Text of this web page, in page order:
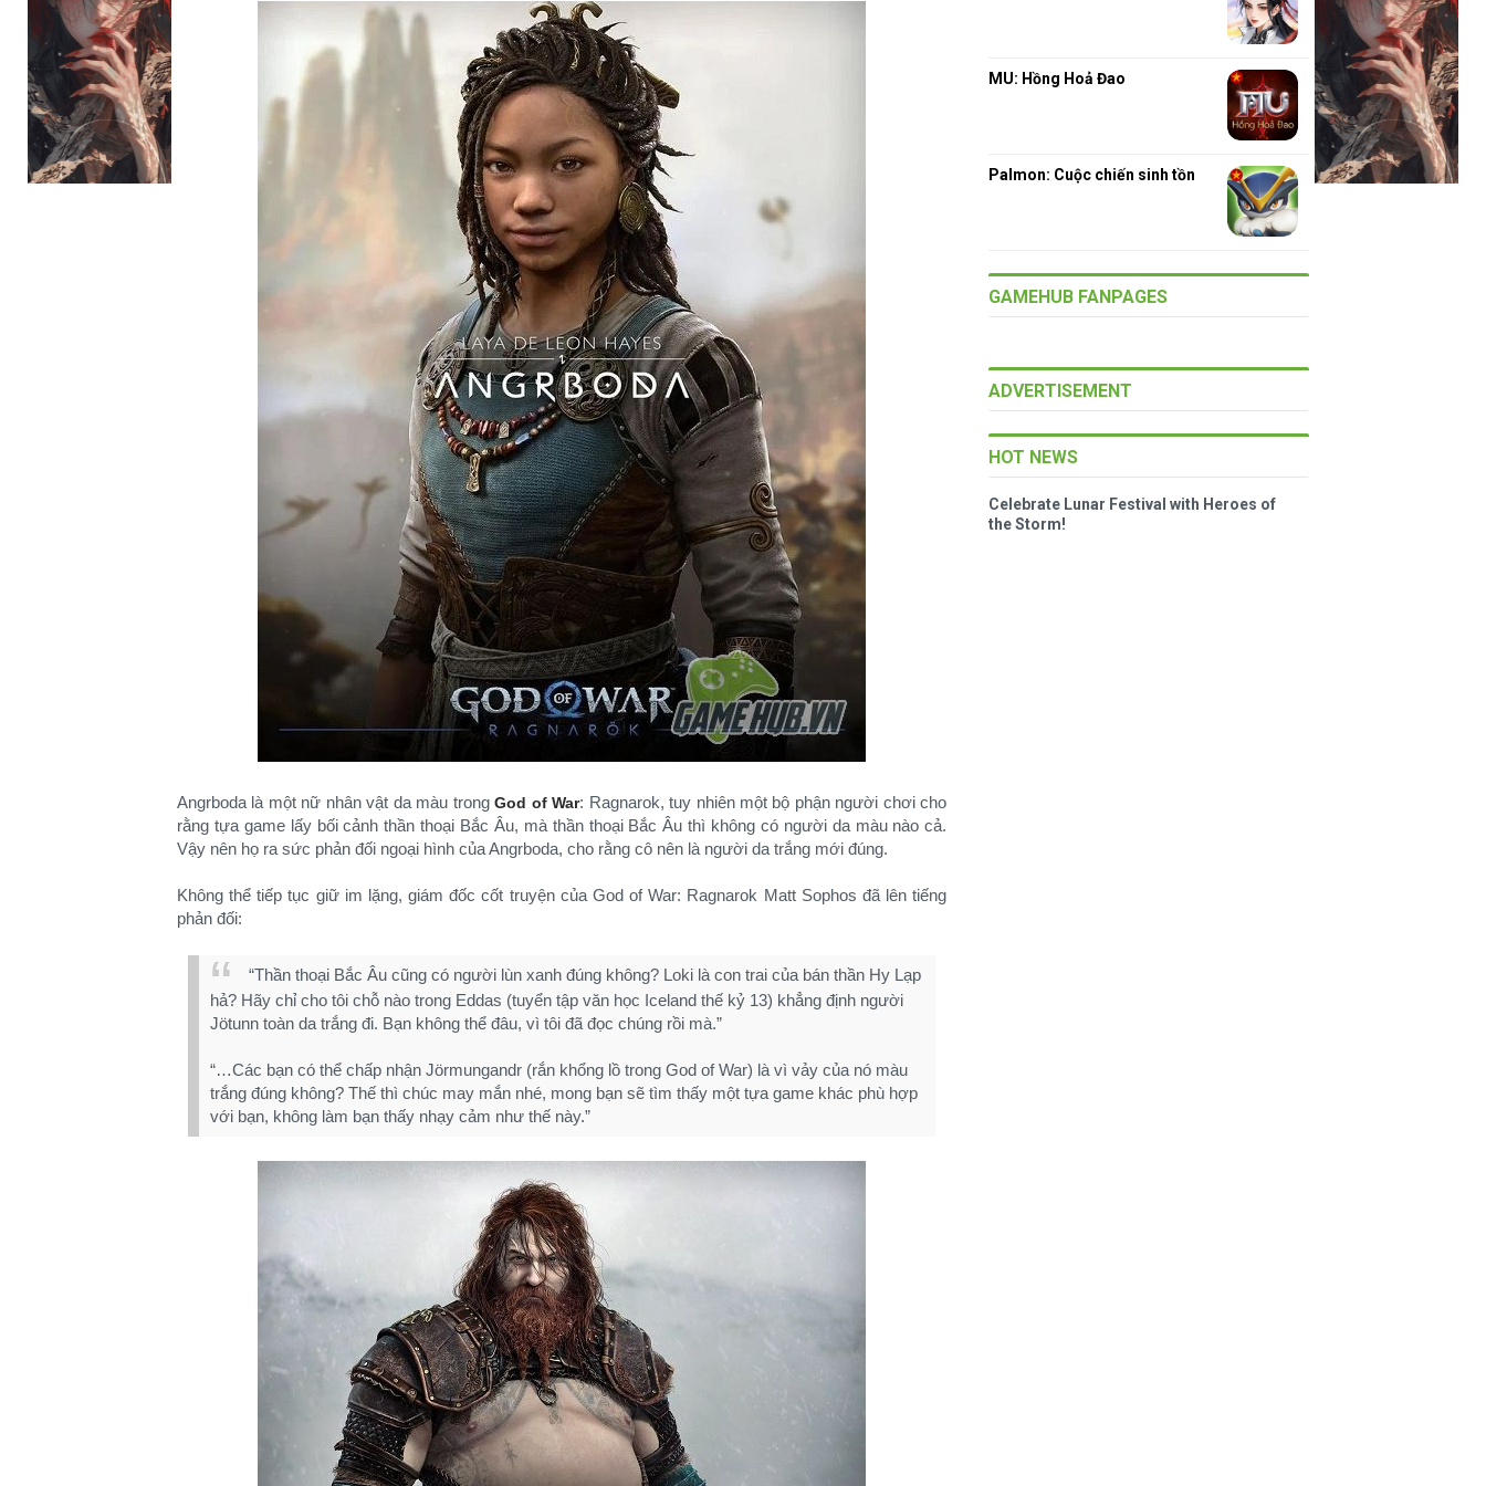
Angrboda là một nữ nhân vật da màu trongGod of War: Ragnarok, tuy nhiên một bộ phận người chơi cho
rằng tựa game lấy bối cảnh thần thoại Bắc Âu, mà thần thoại Bắc Âu thì không có người da màu nào cả.
Vậy nên họ ra sức phản đối ngoại hình của Angrboda, cho rằng cô nên là người da trắng mới đúng.
Không thể tiếp tục giữ im lặng, giám đốc cốt truyện của God of War: Ragnarok Matt Sophos đã lên tiếng
phản đối:
“Thần thoại Bắc Âu cũng có người lùn xanh đúng không? Loki là con trai của bán thần Hy Lạp
hả? Hãy chỉ cho tôi chỗ nào trong Eddas (tuyển tập văn học Iceland thế kỷ 13) khẳng định người
Jötunn toàn da trắng đi. Bạn không thể đâu, vì tôi đã đọc chúng rồi mà.”
“…Các bạn có thể chấp nhận Jörmungandr (rắn khổng lồ trong God of War) là vì vảy của nó màu
trắng đúng không? Thế thì chúc may mắn nhé, mong bạn sẽ tìm thấy một tựa game khác phù hợp
với bạn, không làm bạn thấy nhạy cảm như thế này.”
MU: Hồng Hoả Đao
Palmon: Cuộc chiến sinh tồn
GAMEHUB FANPAGES
ADVERTISEMENT
HOT NEWS
Celebrate Lunar Festival with Heroes of
the Storm!